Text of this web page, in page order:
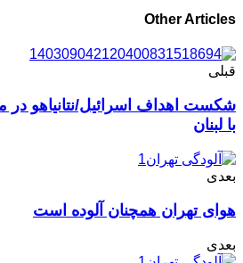
Other Articles
قبلی
شکست اهداف اسرائیل/نتانیاهو
با لبنان
بعدی
هوای تهران همچنان آلوده است
بعدی